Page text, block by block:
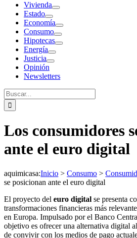
Vivienda
Estado
Economía
Consumo
Hipotecas
Energía
Justicia
Opinión
Newsletters
Buscar:
Los consumidores
ante el euro digital
aquimicasa:Inicio > Consumo >
se posicionan ante el euro digital
El proyecto del euro digital se presenta
transformaciones financieras más
en Europa. Impulsado por el Banco
objetivo es ofrecer una alternativa digital
de convivir con los medios de pago